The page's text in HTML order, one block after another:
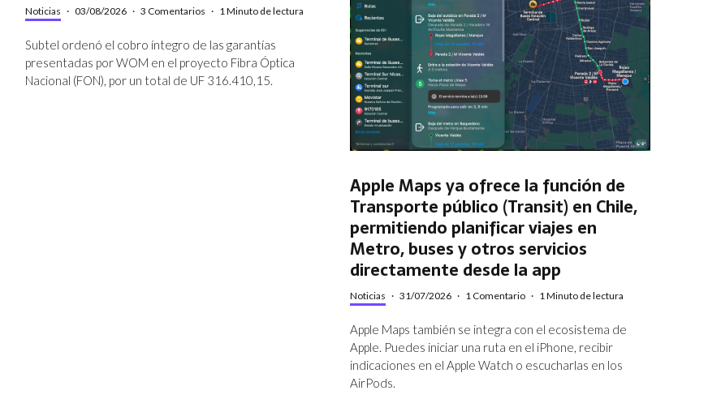
Noticias · 03/08/2026 · 3 Comentarios · 1 Minuto de lectura
Subtel ordenó el cobro íntegro de las garantías
presentadas por WOM en el proyecto Fibra Óptica
Nacional (FON), por un total de UF 316.410,15.
Apple Maps ya ofrece la función de
Transporte público (Transit) en Chile,
permitiendo planificar viajes en
Metro, buses y otros servicios
directamente desde la app
Noticias · 31/07/2026 · 1 Comentario · 1 Minuto de lectura
Apple Maps también se integra con el ecosistema de
Apple. Puedes iniciar una ruta en el iPhone, recibir
indicaciones en el Apple Watch o escucharlas en los
AirPods.